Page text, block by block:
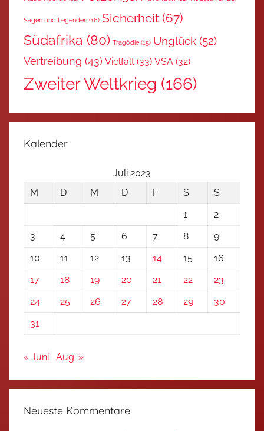
Sagen und Legenden (16) Sicherheit (67)
Südafrika (80) Tragödie (15) Unglück (52)
Vertreibung (43) Vielfalt (33) VSA (32)
Zweiter Weltkrieg (166)
Kalender
Juli 2023
M
D M D F S
S
1
2
3
4 5 6 7 8
9
10
11 12 13 14 15
16
17
18 19 20 21 22
23
24
25 26 27 28 29
30
31
« Juni Aug. »
Neueste Kommentare